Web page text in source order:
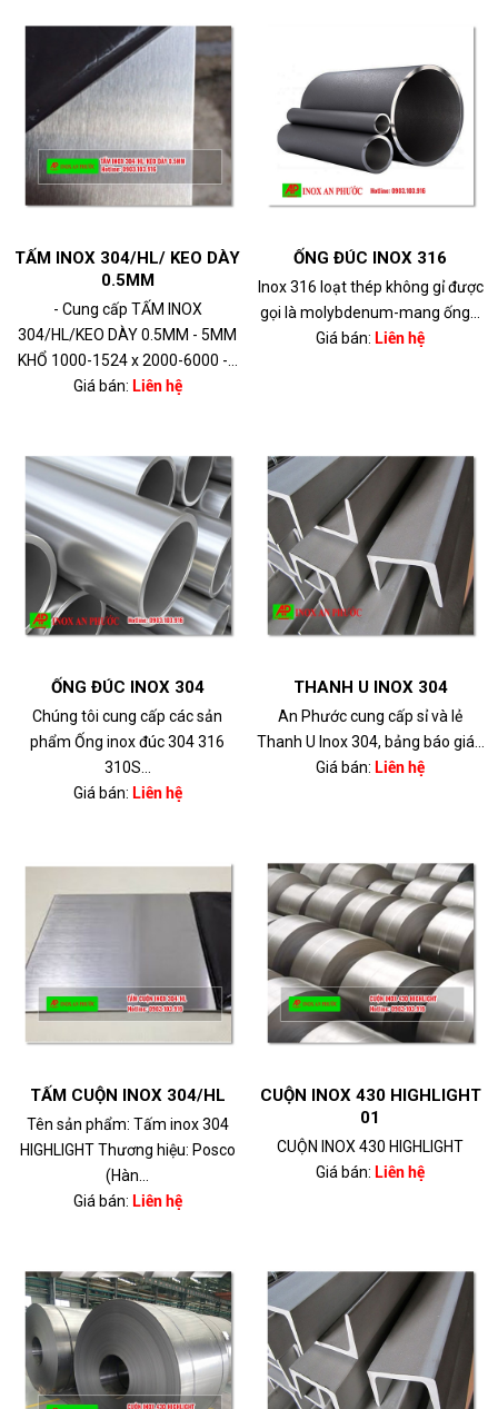
TẤM INOX 304/HL/ KEO DÀY
0.5MM
- Cung cấp TẤM INOX
304/HL/KEO DÀY 0.5MM - 5MM
KHỔ 1000-1524 x 2000-6000 -...
Giá bán: Liên hệ
ỐNG ĐÚC INOX 316
Inox 316 loạt thép không gỉ được
gọi là molybdenum-mang ống...
Giá bán: Liên hệ
ỐNG ĐÚC INOX 304
Chúng tôi cung cấp các sản
phẩm Ống inox đúc 304 316
310S...
Giá bán: Liên hệ
THANH U INOX 304
An Phước cung cấp sỉ và lẻ
Thanh U Inox 304, bảng báo giá...
Giá bán: Liên hệ
TẤM CUỘN INOX 304/HL
Tên sản phẩm: Tấm inox 304
HIGHLIGHT Thương hiệu: Posco
(Hàn...
Giá bán: Liên hệ
CUỘN INOX 430 HIGHLIGHT
01
CUỘN INOX 430 HIGHLIGHT
Giá bán: Liên hệ